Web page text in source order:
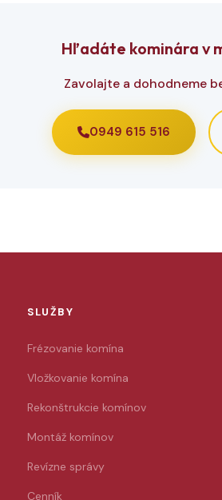
Hľadáte kominára v
Zavolajte a dohodneme
0949 615 516
SLUŽBY
Frézovanie komína
Vložkovanie komína
Rekonštrukcie komínov
Montáž komínov
Revízne správy
Cenník